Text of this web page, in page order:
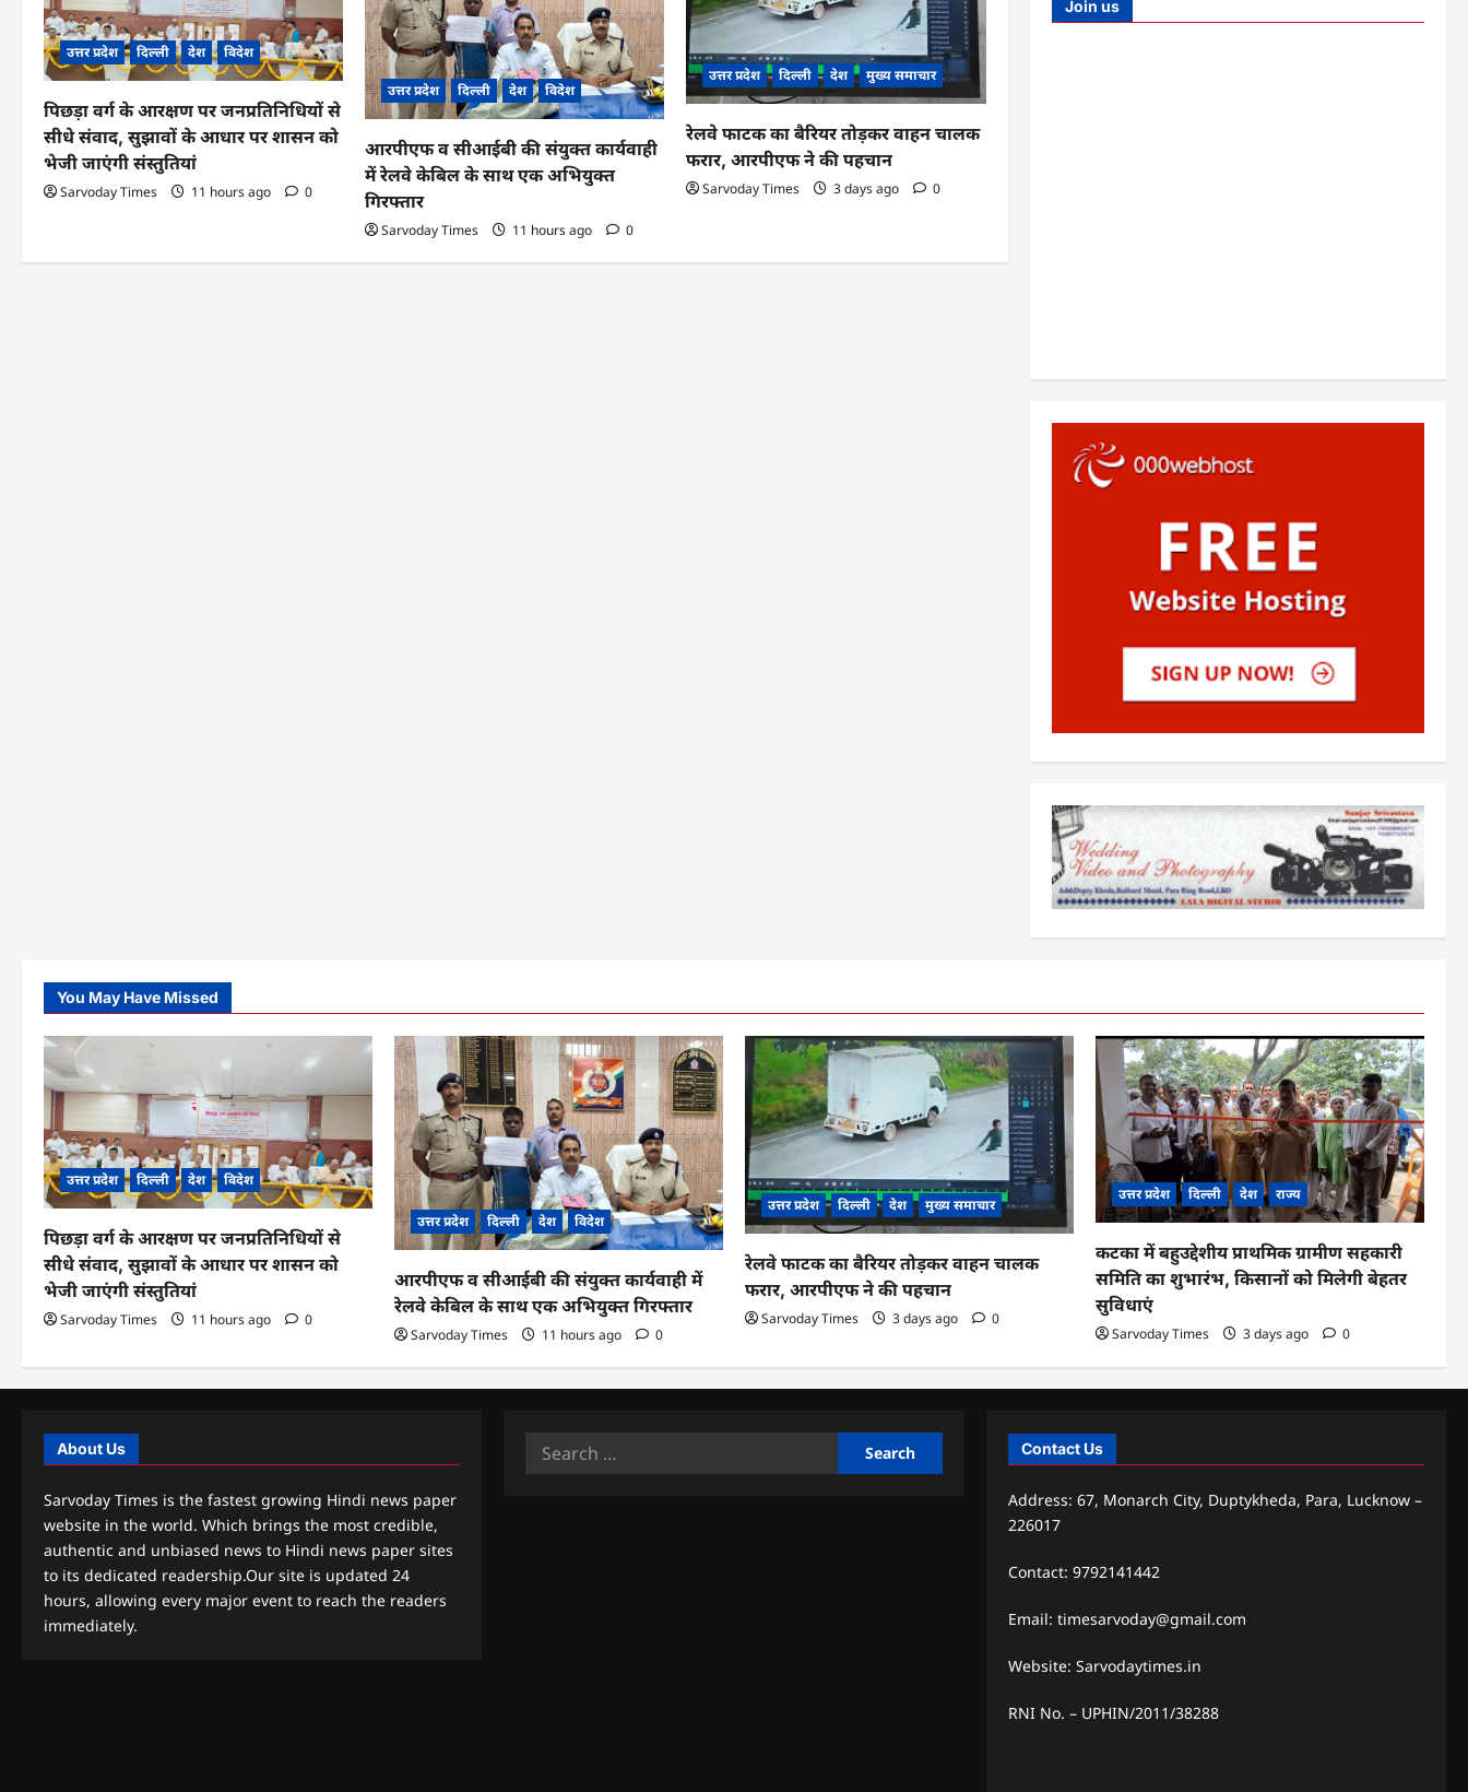
g
a
t
i
o
उत्तर प्रदेश दिल्ली देश विदेश
पिछड़ा वर्ग के आरक्षण पर जनप्रतिनिधियों से
सीधे संवाद, सुझावों के आधार पर शासन को
भेजी जाएंगी संस्तुतियां
Sarvoday Times 11 hours ago 0
उत्तर प्रदेश दिल्ली देश विदेश
आरपीएफ व सीआईबी की संयुक्त कार्यवाही
में रेलवे केबिल के साथ एक अभियुक्त
गिरफ्तार
Sarvoday Times 11 hours ago 0
उत्तर प्रदेश दिल्ली देश मुख्य समाचार
रेलवे फाटक का बैरियर तोड़कर वाहन चालक
फरार, आरपीएफ ने की पहचान
Sarvoday Times 3 days ago 0
Join us
You May Have Missed
उत्तर प्रदेश दिल्ली देश विदेश
पिछड़ा वर्ग के आरक्षण पर जनप्रतिनिधियों से
सीधे संवाद, सुझावों के आधार पर शासन को
भेजी जाएंगी संस्तुतियां
Sarvoday Times 11 hours ago 0
उत्तर प्रदेश दिल्ली देश विदेश
आरपीएफ व सीआईबी की संयुक्त कार्यवाही में
रेलवे केबिल के साथ एक अभियुक्त गिरफ्तार
Sarvoday Times 11 hours ago 0
उत्तर प्रदेश दिल्ली देश मुख्य समाचार
रेलवे फाटक का बैरियर तोड़कर वाहन चालक
फरार, आरपीएफ ने की पहचान
Sarvoday Times 3 days ago 0
उत्तर प्रदेश दिल्ली देश राज्य
कटका में बहुउद्देशीय प्राथमिक ग्रामीण सहकारी
समिति का शुभारंभ, किसानों को मिलेगी बेहतर
सुविधाएं
Sarvoday Times 3 days ago 0
About Us
Sarvoday Times is the fastest growing Hindi news paper
website in the world. Which brings the most credible,
authentic and unbiased news to Hindi news paper sites
to its dedicated readership.Our site is updated 24
hours, allowing every major event to reach the readers
immediately.
Search
Contact Us
Address: 67, Monarch City, Duptykheda, Para, Lucknow –
226017
Contact: 9792141442
Email: timesarvoday@gmail.com
Website: Sarvodaytimes.in
RNI No. – UPHIN/2011/38288